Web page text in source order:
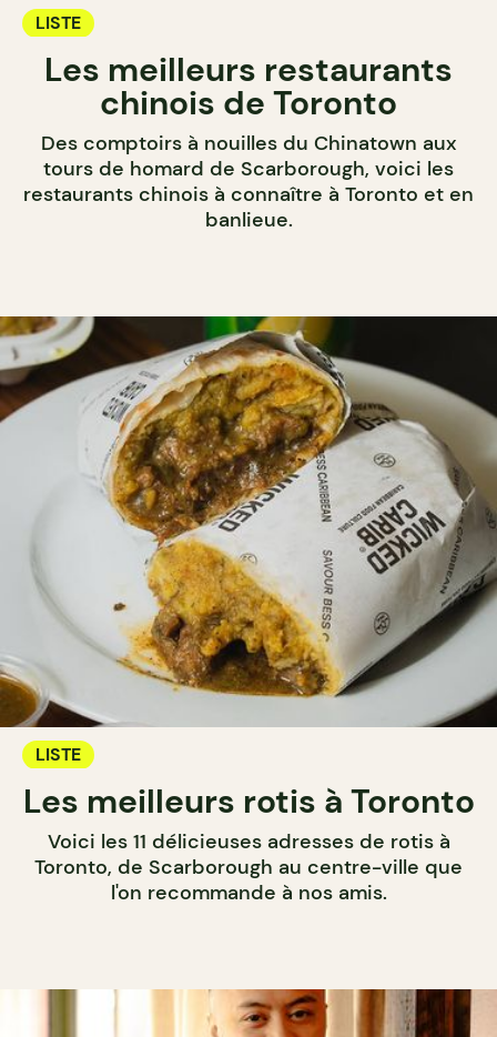
LISTE
Les meilleurs restaurants
chinois de Toronto
Des comptoirs à nouilles du Chinatown aux
tours de homard de Scarborough, voici les
restaurants chinois à connaître à Toronto et en
banlieue.
LISTE
Les meilleurs rotis à Toronto
Voici les 11 délicieuses adresses de rotis à
Toronto, de Scarborough au centre-ville que
l'on recommande à nos amis.